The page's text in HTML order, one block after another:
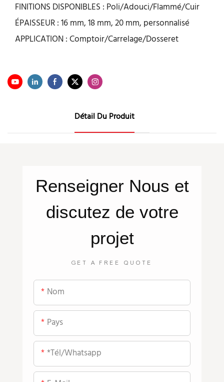
FINITIONS DISPONIBLES : Poli/Adouci/Flammé/Cuir
ÉPAISSEUR : 16 mm, 18 mm, 20 mm, personnalisé
APPLICATION : Comptoir/Carrelage/Dosseret
Détail Du Produit
Renseigner Nous et
discutez de votre
projet
GET A FREE QUOTE
Nom
Pays
*tél/whatsapp